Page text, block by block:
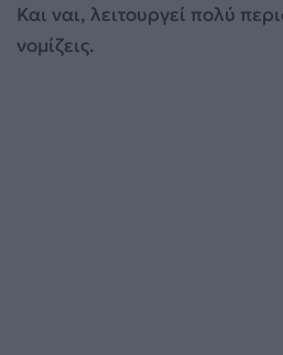
Και ναι, λειτουργεί πολύ
νομίζεις.